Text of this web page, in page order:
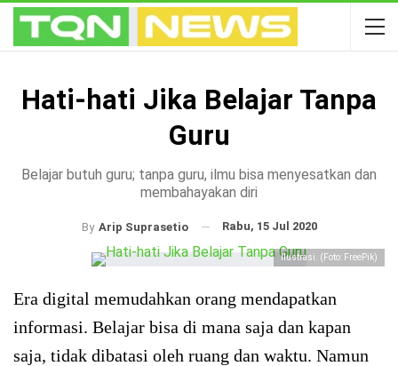
Hati-hati Jika Belajar Tanpa
Guru
Belajar butuh guru; tanpa guru, ilmu bisa menyesatkan dan
membahayakan diri
By Arip Suprasetio Rabu, 15 Jul 2020
Ilustrasi. (Foto: FreePik)
Era digital memudahkan orang mendapatkan
informasi. Belajar bisa di mana saja dan kapan
saja, tidak dibatasi oleh ruang dan waktu. Namun